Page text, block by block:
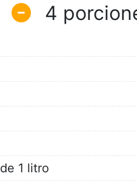
4
1 litro